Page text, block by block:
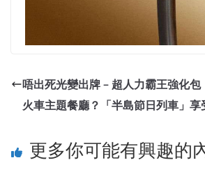
唔出死光變出牌 – 超人力霸王強化包
火車主題餐廳？「半島節日列車」
更多你可能有興趣的